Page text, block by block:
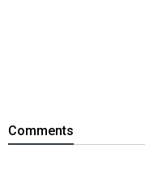
Comments